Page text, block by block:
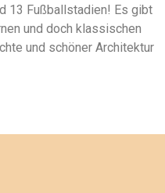
13 Fußballstadien! Es gibt
und doch klassischen
und schöner Architektur